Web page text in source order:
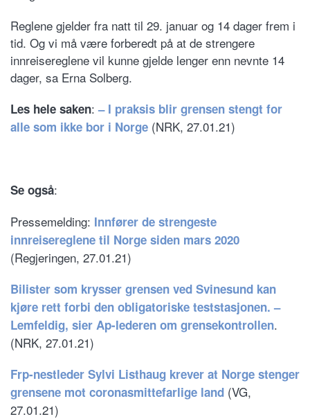
Reglene gjelder fra natt til 29. januar og 14 dager frem i
tid. Og vi må være forberedt på at de strengere
innreisereglene vil kunne gjelde lenger enn nevnte 14
dager, sa Erna Solberg.
Les hele saken: – I praksis blir grensen stengt for
alle som ikke bor i Norge (NRK, 27.01.21)
Se også:
Pressemelding: Innfører de strengeste
innreisereglene til Norge siden mars 2020
(Regjeringen, 27.01.21)
Bilister som krysser grensen ved Svinesund kan
kjøre rett forbi den obligatoriske teststasjonen. –
Lemfeldig, sier Ap-lederen om grensekontrollen.
(NRK, 27.01.21)
Frp-nestleder Sylvi Listhaug krever at Norge stenger
grensene mot coronasmittefarlige land (VG,
27.01.21)